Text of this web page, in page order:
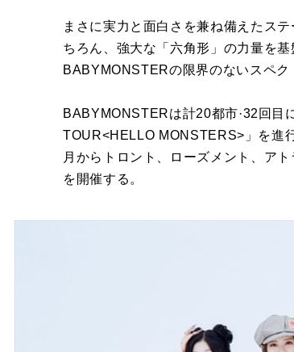
まさに実力と面白さを兼ね備えたス
ちろん、強大な「六角形」の力量を
BABYMONSTERの限界のないスペク
BABYMONSTERは計20都市·32回
TOUR<HELLO MONSTERS>」を進
月からトロント、ローズメント、ア
を開催する。